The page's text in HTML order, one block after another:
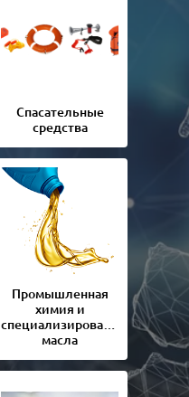
Спасательные
средства
Промышленная
химия и
специализированные
масла